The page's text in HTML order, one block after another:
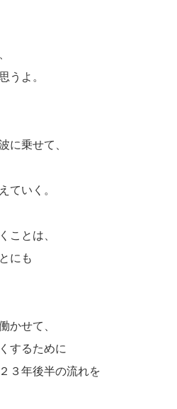
うよ。
に乗せて、
ていく。
ことは、
にも
かせて、
するために
３年後半の流れを